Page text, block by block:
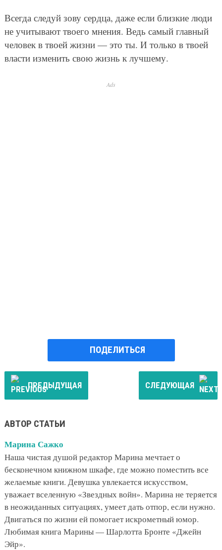
Всегда следуй зову сердца, даже если близкие люди
не учитывают твоего мнения. Ведь самый главный
человек в твоей жизни — это ты. И только в твоей
власти изменить свою жизнь к лучшему.
Ads
ПОДЕЛИТЬСЯ
ПРЕДЫДУЩАЯ СЛЕДУЮЩАЯ
АВТОР СТАТЬИ
Марина Сажко
Наша чистая душой редактор Марина мечтает о
бесконечном книжном шкафе, где можно поместить все
желаемые книги. Девушка увлекается искусством,
уважает вселенную «Звездных войн». Марина не теряется
в неожиданных ситуациях, умеет дать отпор, если нужно.
Двигаться по жизни ей помогает искрометный юмор.
Любимая книга Марины — Шарлотта Бронте «Джейн
Эйр».